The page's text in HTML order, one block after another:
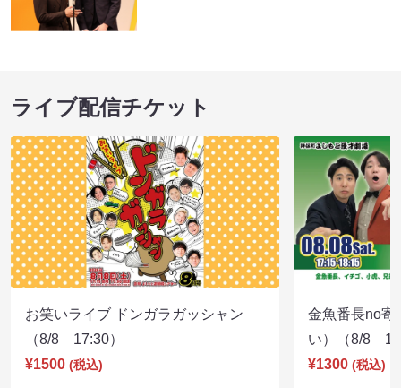
ライブ配信チケット
お笑いライブ ドンガラガッシャン
（8/8 17:30）
¥1500 (税込)
金魚番長no寄
い）（8/8
¥1300 (税込)